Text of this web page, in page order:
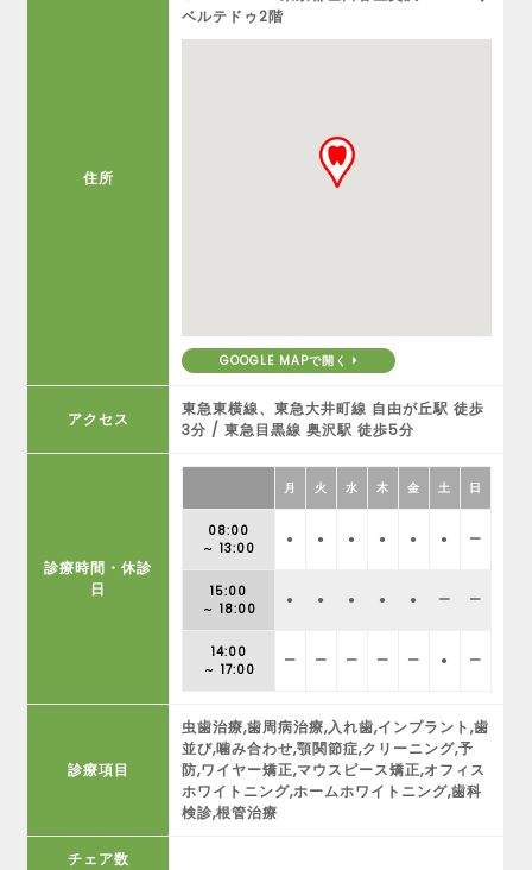
住所
ベルテドゥ2階
GOOGLE MAPで開く
アクセス
東急東横線、東急大井町線 自由が丘駅 徒歩
3分 / 東急目黒線 奥沢駅 徒歩5分
診療時間・休診
日
月 火 水 木 金 土 日
08:00
～ 13:00
● ● ● ● ● ● ー
15:00
～ 18:00
● ● ● ● ● ー ー
14:00
～ 17:00
ー ー ー ー ー ● ー
診療項目
虫歯治療,歯周病治療,入れ歯,インプラント,歯
並び,噛み合わせ,顎関節症,クリーニング,予
防,ワイヤー矯正,マウスピース矯正,オフィス
ホワイトニング,ホームホワイトニング,歯科
検診,根管治療
チェア数